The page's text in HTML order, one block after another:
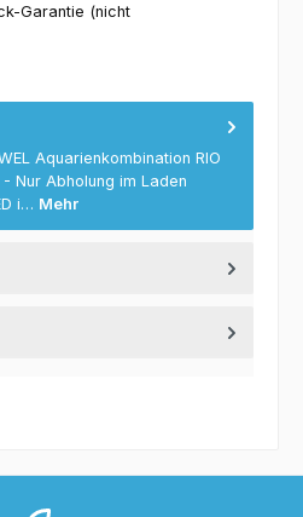
Garantie (nicht
Aquarienkombination RIO
- Nur Abholung im Laden
i… Mehr